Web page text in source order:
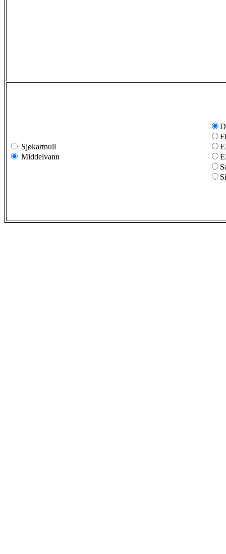
Sjøkartnull
Middelvann